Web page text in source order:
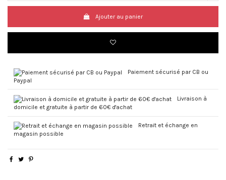
Ajouter au panier
Paiement sécurisé par CB ou
Paypal
Livraison à
domicile et gratuite à partir de 60€ d'achat
Retrait et échange en
magasin possible